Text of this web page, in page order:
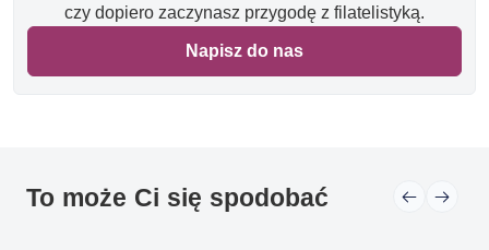
czy dopiero zaczynasz przygodę z filatelistyką.
Napisz do nas
To może Ci się spodobać